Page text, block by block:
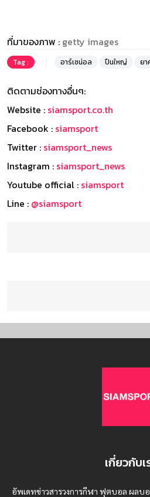
ที่มาของภาพ : getty images
Tag : อาร์เซน่อล ปืนใหญ่ ย
ติดตามช่องทางอื่นๆ:
Website : siamsport.co.th
Facebook : siamsport
Twitter : siamsport_news
Instagram : siamsport_news
Youtube official : siamsport
Line : @siamsport
เกี่ยวกับเ
อัพเดทข่าวสารวงการกีฬา ฟุตบอล ผลบ